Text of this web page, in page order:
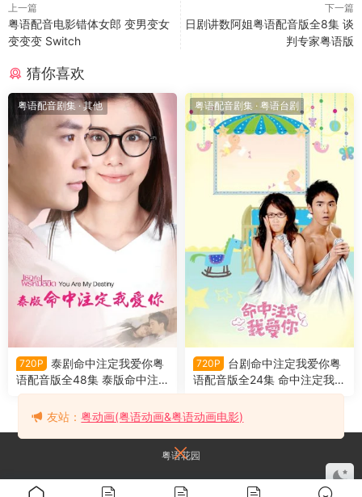
上一篇
粤语配音电影错体女郎 变男变女
变变变 Switch
下一篇
日剧讲数阿姐粤语配音版全8集 谈
判专家粤语版
猜你喜欢
粤语配音剧集·其他
720P
泰剧命中注定我爱你粤
语配音版全48集 泰版命中注
定我爱你粤语版
粤语配音剧集 · 粤语台剧
720P
台剧命中注定我爱你粤
语配音版全24集 命中注定我爱
你粤语版
粤语花园
友站：粤动画(粤语动画&粤语动画电影)